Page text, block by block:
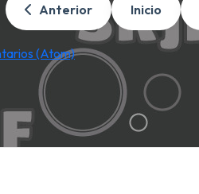
Anterior Inicio
(Atom)